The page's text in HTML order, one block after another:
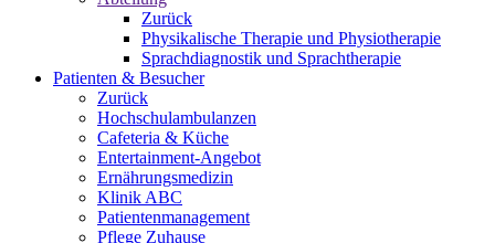
Zurück
Physikalische Therapie und Physiotherapie
Sprachdiagnostik und Sprachtherapie
Patienten & Besucher
Zurück
Hochschulambulanzen
Cafeteria & Küche
Entertainment-Angebot
Ernährungsmedizin
Klinik ABC
Patientenmanagement
Pflege Zuhause